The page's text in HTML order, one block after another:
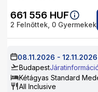
661 556 HUF
2 Felnőttek, 0 Gyermekek
08.11.2026 - 12.11.2026
Budapest
Kétágyas Standard
All Inclusive